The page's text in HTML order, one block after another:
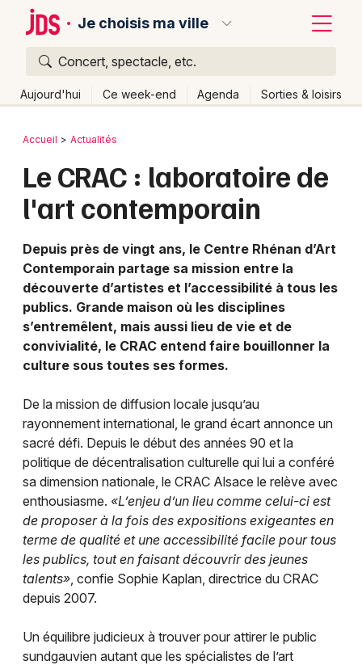
Je choisis ma ville
Concert, spectacle, etc.
Aujourd'hui Ce week-end Agenda Sorties & loisirs
Publier un événement
Grands événements
Activité & Expérience
Manifestations
Foires & salons
Concerts
Sports
Soirées
Sorties famille
Expos
Sorties & loisirs
Bordeaux
Colmar
Lyon
Marseille
Mulhouse
Montpellier
Nantes
Nice
Paris
Strasbourg
Toulouse
Toutes les villes
Retour
Accueil Actualités
Le CRAC : laboratoire de
l'art contemporain
Depuis près de vingt ans, le Centre Rhénan d’Art
Contemporain partage sa mission entre la
découverte d’artistes et l’accessibilité à tous les
publics. Grande maison où les disciplines
s’entremêlent, mais aussi lieu de vie et de
convivialité, le CRAC entend faire bouillonner la
culture sous toutes ses formes.
De la mission de diffusion locale jusqu’au
rayonnement international, le grand écart annonce un
sacré défi. Depuis le début des années 90 et la
politique de décentralisation culturelle qui lui a conféré
sa dimension nationale, le CRAC Alsace le relève avec
enthousiasme. «L’enjeu d’un lieu comme celui-ci est
de proposer à la fois des expositions exigeantes en
terme de qualité et une accessibilité facile pour tous
les publics, tout en faisant découvrir des jeunes
talents», confie Sophie Kaplan, directrice du CRAC
depuis 2007.
Un équilibre judicieux à trouver pour attirer le public
sundgauvien autant que les spécialistes de l’art
Quoi ?
Où ?
Quand ?
Aujourd'hui
Demain Ce week-end Autre